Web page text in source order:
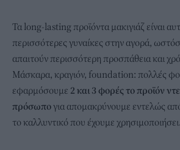
Τα long-lasting προϊόντα μακιγιάζ είναι
περισσότερες γυναίκες στην αγορά,
απαιτούν περισσότερη προσπάθεια και
Μάσκαρα, κραγιόν, foundation: πολλές
εφαρμόσουμε 2 και 3 φορές το προϊόν
πρόσωπογια απομακρύνουμε εντελώς
το καλλυντικό που έχουμε χρησιμοποιήσει.